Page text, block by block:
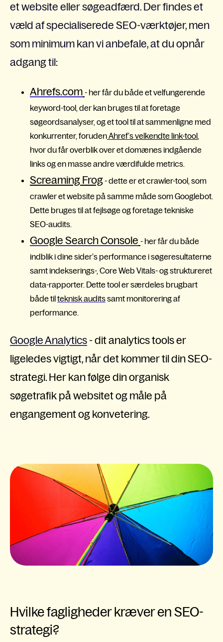
et website eller søgeadfærd. Der findes et
væld af specialiserede SEO-værktøjer, men
som minimum kan vi anbefale, at du opnår
adgang til:
Ahrefs.com - her får du både et velfungerende
keyword-tool, der kan bruges til at foretage
søgeordsanalyser, og et tool til at sammenligne med
konkurrenter, forudenAhref’s velkendte link-tool,
hvor du får overblik over et domænes indgående
links og en masse andre værdifulde metrics.
Screaming Frog- dette er et crawler-tool, som
crawler et website på samme måde som Googlebot.
Dette bruges til at fejlsøge og foretage tekniske
SEO-audits.
Google Search Console - her får du både
indblik i dine sider’s performance i søgeresultaterne
samt indekserings-, Core Web Vitals- og struktureret
data-rapporter. Dette tool er særdeles brugbart
både tilteknisk auditssamt monitorering af
performance.
Google Analytics - dit analytics tools er
ligeledes vigtigt, når det kommer til din SEO-
strategi. Her kan følge din organisk
søgetrafik på websitet og måle på
engangement og konvetering.
Hvilke fagligheder kræver en SEO-
strategi?